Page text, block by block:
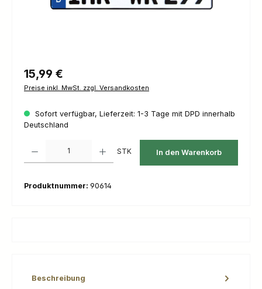
Regulärer Preis:
15,99 €
Preise inkl. MwSt. zzgl. Versandkosten
Sofort verfügbar, Lieferzeit: 1-3 Tage mit DPD innerhalb
Deutschland
STK In den Warenkorb
Produktnummer: 90614
Beschreibung